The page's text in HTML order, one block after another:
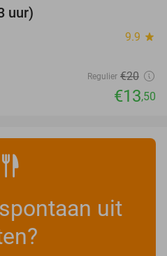
uur)
9.9 star
Regulier €20
€13,50
uit